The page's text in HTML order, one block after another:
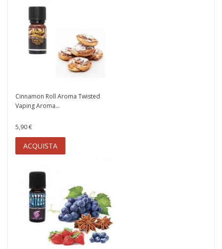
Cinnamon Roll Aroma Twisted
Vaping Aroma...
5,90 €
ACQUISTA